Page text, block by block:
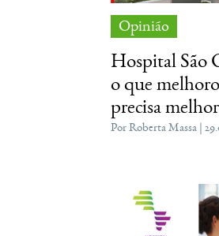
Opinião
Hospital São
o que
precisa
Por Roberta Massa |